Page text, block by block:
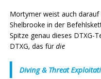
Mortymer weist auch darauf
Shelbrooke in der
Spitze genau dieses DTXG-
DTXG, das fürdie
Diving & Threat